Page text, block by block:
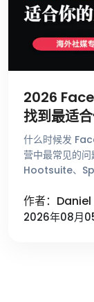
2026
找到最适
什么时候发
营中最常见的
Hootsuite、
作者：
2026年08月